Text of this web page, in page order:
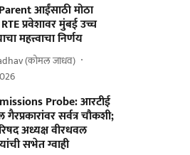
आईंसाठी मोठा
प्रवेशावर मुंबई उच्च
महत्त्वाचा निर्णय
(कोमल जाधव)
Probe: आरटीई
गैरप्रकारांवर सर्वत्र चौकशी;
अध्यक्ष वीरधवल
सभेत ग्वाही